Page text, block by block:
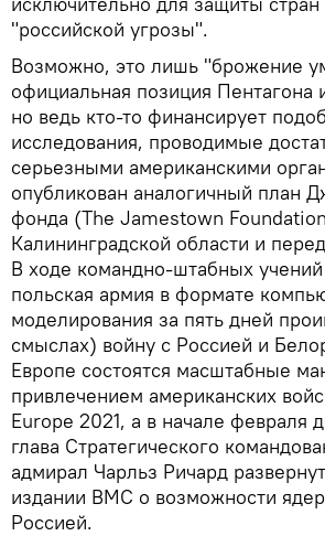
"российской угрозы".
Возможно, это лишь "брожение
официальная позиция Пентагона
но ведь кто-то финансирует
исследования, проводимые
серьезными американскими
опубликован аналогичный план
фонда (The Jamestown
Калининградской области и
В ходе командно-штабных
польская армия в формате
моделирования за пять дней
смыслах) войну с Россией и
Европе состоятся масштабные
привлечением американских
Europe 2021, а в начале февраля
глава Стратегического
адмирал Чарльз Ричард
издании ВМС о возможности
Россией.